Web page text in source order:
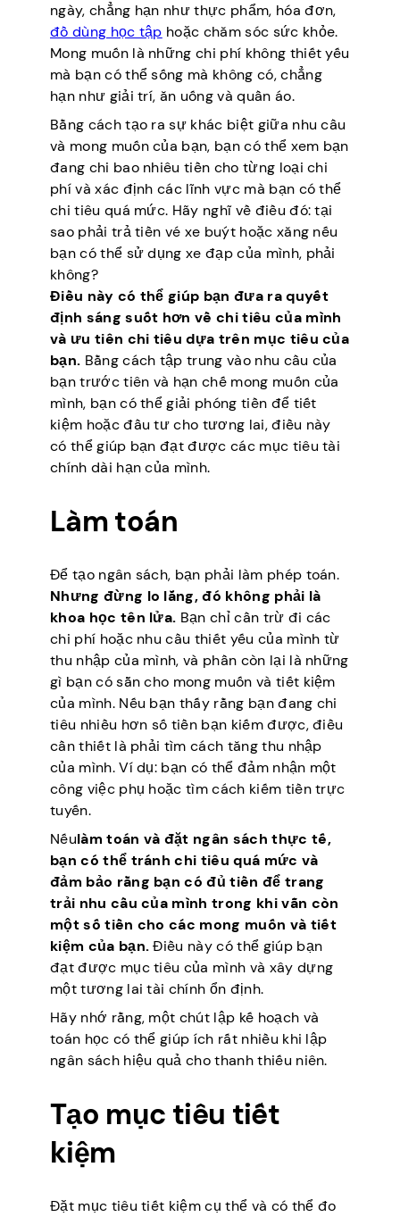
ngày, chẳng hạn như thực phẩm, hóa đơn,
đồ dùng học tập hoặc chăm sóc sức khỏe.
Mong muốn là những chi phí không thiết yếu
mà bạn có thể sống mà không có, chẳng
hạn như giải trí, ăn uống và quần áo.
Bằng cách tạo ra sự khác biệt giữa nhu cầu
và mong muốn của bạn, bạn có thể xem bạn
đang chi bao nhiêu tiền cho từng loại chi
phí và xác định các lĩnh vực mà bạn có thể
chi tiêu quá mức. Hãy nghĩ về điều đó: tại
sao phải trả tiền vé xe buýt hoặc xăng nếu
bạn có thể sử dụng xe đạp của mình, phải
không?
Điều này có thể giúp bạn đưa ra quyết
định sáng suốt hơn về chi tiêu của mình
và ưu tiên chi tiêu dựa trên mục tiêu của
bạn. Bằng cách tập trung vào nhu cầu của
bạn trước tiên và hạn chế mong muốn của
mình, bạn có thể giải phóng tiền để tiết
kiệm hoặc đầu tư cho tương lai, điều này
có thể giúp bạn đạt được các mục tiêu tài
chính dài hạn của mình.
Làm toán
Để tạo ngân sách, bạn phải làm phép toán.
Nhưng đừng lo lắng, đó không phải là
khoa học tên lửa. Bạn chỉ cần trừ đi các
chi phí hoặc nhu cầu thiết yếu của mình từ
thu nhập của mình, và phần còn lại là những
gì bạn có sẵn cho mong muốn và tiết kiệm
của mình. Nếu bạn thấy rằng bạn đang chi
tiêu nhiều hơn số tiền bạn kiếm được, điều
cần thiết là phải tìm cách tăng thu nhập
của mình. Ví dụ: bạn có thể đảm nhận một
công việc phụ hoặc tìm cách kiếm tiền trực
tuyến.
Nếulàm toán và đặt ngân sách thực tế,
bạn có thể tránh chi tiêu quá mức và
đảm bảo rằng bạn có đủ tiền để trang
trải nhu cầu của mình trong khi vẫn còn
một số tiền cho các mong muốn và tiết
kiệm của bạn.Điều này có thể giúp bạn
đạt được mục tiêu của mình và xây dựng
một tương lai tài chính ổn định.
Hãy nhớ rằng, một chút lập kế hoạch và
toán học có thể giúp ích rất nhiều khi lập
ngân sách hiệu quả cho thanh thiếu niên.
Tạo mục tiêu tiết
kiệm
Đặt mục tiêu tiết kiệm cụ thể và có thể đo